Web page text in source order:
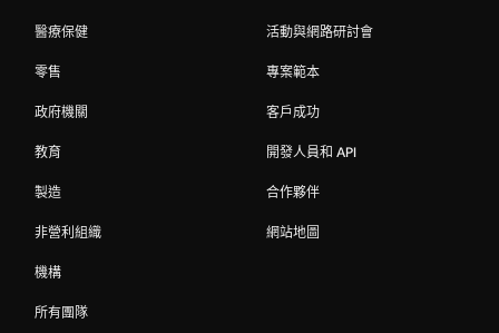
醫療保健
零售
政府機關
教育
製造
非營利組織
機構
所有團隊
活動與網路研討會
專案範本
客戶成功
開發人員和 API
合作夥伴
網站地圖